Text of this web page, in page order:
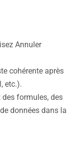
Annuler
cohérente après
etc.).
formules, des
données dans la